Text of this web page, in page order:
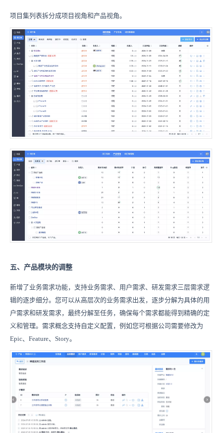
项目集列表拆分成项目视角和产品视角。
五、产品模块的调整
新增了业务需求功能，支持业务需求、用户需求、研发需求三层需求逻
辑的逐步细分。您可以从高层次的业务需求出发，逐步分解为具体的用
户需求和研发需求，最终分解至任务，确保每个需求都能得到精确的定
义和管理。需求概念支持自定义配置，例如您可根据公司需要修改为
Epic、Feature、Story。